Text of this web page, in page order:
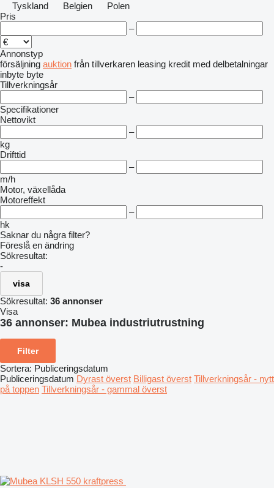
Tyskland Belgien
Polen
Pris
–
Annonstyp
försäljning auktion från tillverkaren leasing kredit med delbetalningar
inbyte byte
Tillverkningsår
–
Specifikationer
Nettovikt
–
kg
Drifttid
–
m/h
Motor, växellåda
Motoreffekt
–
hk
Saknar du några filter?
Föreslå en ändring
Sökresultat:
-
visa
Sökresultat: 36 annonser
Visa
36 annonser: Mubea industriutrustning
Filter
Sortera: Publiceringsdatum
Publiceringsdatum Dyrast överst Billigast överst Tillverkningsår - nytt
på toppen Tillverkningsår - gammal överst